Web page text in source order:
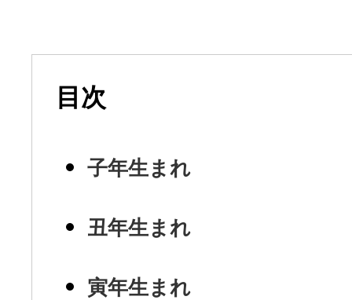
目次
子年生まれ
丑年生まれ
寅年生まれ